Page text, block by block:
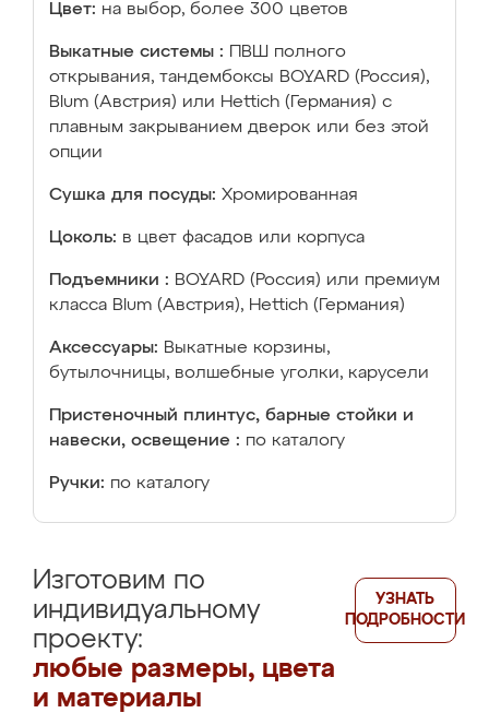
Цвет: на выбор, более 300 цветов
Выкатные системы :
ПВШ полного
открывания, тандембоксы BOYARD (Россия),
Blum (Австрия) или Hettich (Германия) с
плавным закрыванием дверок или без этой
опции
Сушка для посуды: Хромированная
Цоколь: в цвет фасадов или корпуса
Подъемники : BOYARD (Россия) или премиум
класса Blum (Австрия), Hettich (Германия)
Аксессуары: Выкатные корзины,
бутылочницы, волшебные уголки, карусели
Пристеночный плинтус, барные стойки и
навески, освещение : по каталогу
Ручки: по каталогу
Изготовим по
индивидуальному
проекту:
любые размеры, цвета
и материалы
УЗНАТЬ
ПОДРОБНОСТИ